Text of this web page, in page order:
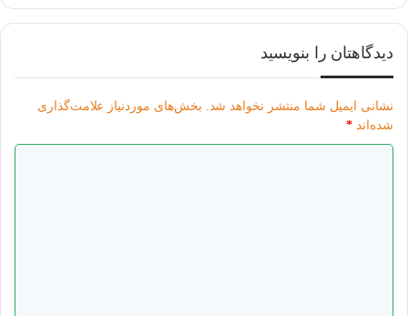
دیدگاهتان را بنویسید
نشانی ایمیل شما منتشر نخواهد شد. بخش‌های موردنیاز علامت‌گذاری
شده‌اند *